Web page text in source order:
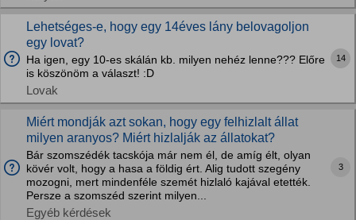
Lehetséges-e, hogy egy 14éves lány belovagoljon
egy lovat?
Ha igen, egy 10-es skálán kb. milyen nehéz lenne??? Előre
is köszönöm a választ! :D
Lovak
14
Miért mondják azt sokan, hogy egy felhizlalt állat
milyen aranyos? Miért hizlalják az állatokat?
Bár szomszédék tacskója már nem él, de amíg élt, olyan
kövér volt, hogy a hasa a földig ért. Alig tudott szegény
mozogni, mert mindenféle szemét hizlaló kajával etették.
Persze a szomszéd szerint milyen...
Egyéb kérdések
3